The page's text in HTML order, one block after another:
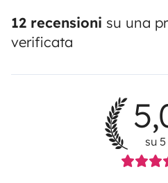
12 recensioni su una
verificata
su 5